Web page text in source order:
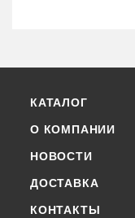
КАТАЛОГ
О КОМПАНИИ
НОВОСТИ
ДОСТАВКА
КОНТАКТЫ